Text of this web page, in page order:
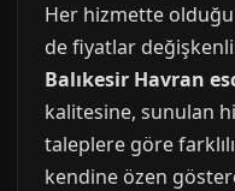
Her hizmette
de fiyatlar
Balıkesir Havran
kalitesine, sunulan
taleplere göre
kendine özen